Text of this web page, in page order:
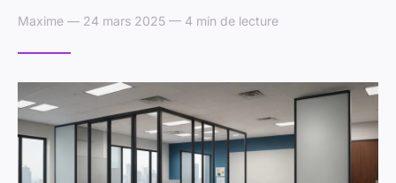
Maxime — 24 mars 2025 — 4 min de lecture